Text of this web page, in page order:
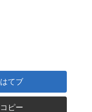
はてブ
コピー